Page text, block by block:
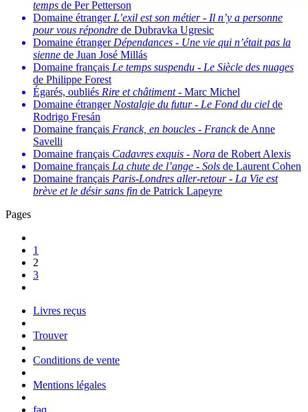
temps de Per Petterson
Domaine étranger L’exil est son métier - Il n’y a personne
pour vous répondre de Dubravka Ugresic
Domaine étranger Dépendances - Une vie qui n’était pas la
sienne de Juan José Millás
Domaine français Le temps suspendu - Le Siècle des nuages
de Philippe Forest
Égarés, oubliés Rire et châtiment - Marc Michel
Domaine étranger Nostalgie du futur - Le Fond du ciel de
Rodrigo Fresán
Domaine français Franck, en boucles - Franckde Anne
Savelli
Domaine français Cadavres exquis - Nora de Robert Alexis
Domaine français La chute de l’ange - Sols de Laurent Cohen
Domaine français Paris-Londres aller-retour - La Vie est
brève et le désir sans fin de Patrick Lapeyre
Pages
1
2
3
Livres reçus
Trouver
Conditions de vente
Mentions légales
faq